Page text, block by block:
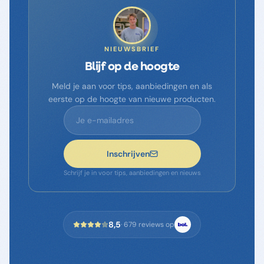
NIEUWSBRIEF
Blijf op de hoogte
Meld je aan voor tips, aanbiedingen en als
eerste op de hoogte van nieuwe producten.
Inschrijven
Schrijf je in voor tips, aanbiedingen en nieuws
8,5·679 reviews op